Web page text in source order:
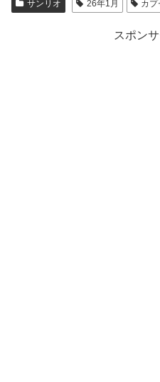
サンリオ 26年1月 カプ
スポン